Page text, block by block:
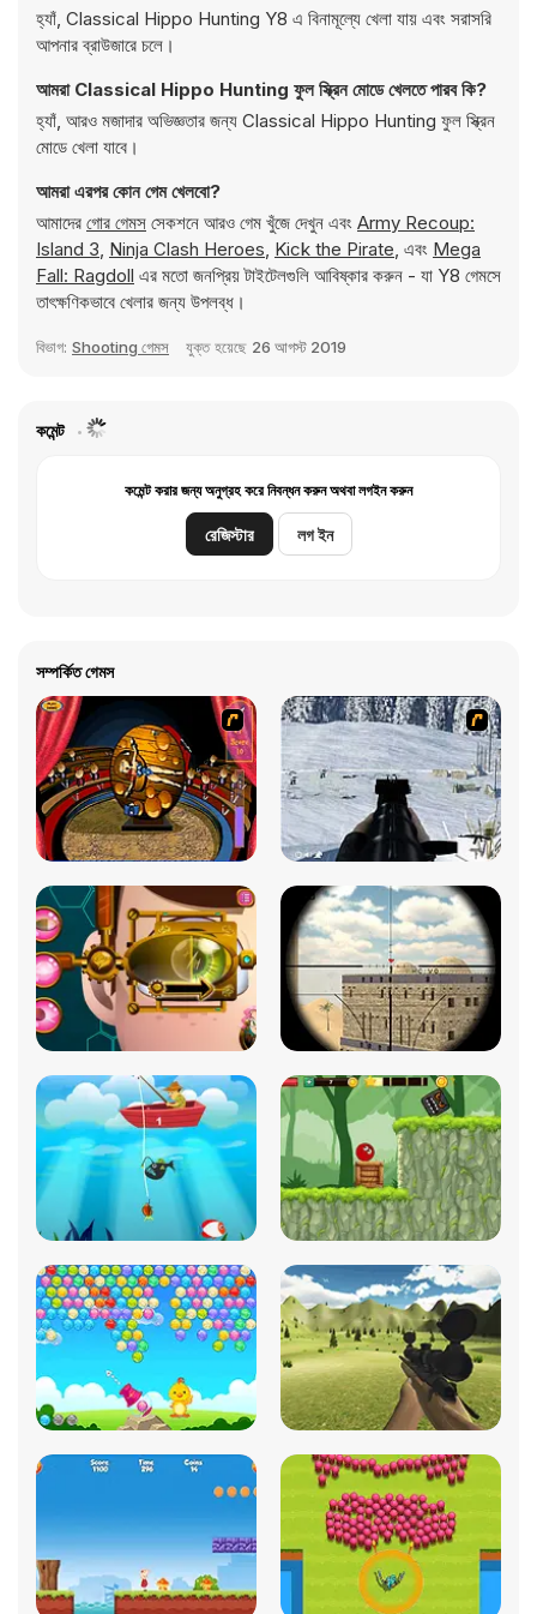
হ্যাঁ, Classical Hippo Hunting Y8 এ বিনামূল্যে খেলা যায় এবং সরাসরি
আপনার ব্রাউজারে চলে।
আমরা Classical Hippo Hunting ফুল স্ক্রিন মোডে খেলতে পারব কি?
হ্যাঁ, আরও মজাদার অভিজ্ঞতার জন্য Classical Hippo Hunting ফুল স্ক্রিন
মোডে খেলা যাবে।
আমরা এরপর কোন গেম খেলবো?
আমাদের গোর গেমস সেকশনে আরও গেম খুঁজে দেখুন এবং Army Recoup:
Island 3, Ninja Clash Heroes, Kick the Pirate, এবং Mega
Fall: Ragdoll এর মতো জনপ্রিয় টাইটেলগুলি আবিষ্কার করুন - যা Y8 গেমসে
তাৎক্ষণিকভাবে খেলার জন্য উপলব্ধ।
বিভাগ: Shooting গেমস যুক্ত হয়েছে 26 আগস্ট 2019
কমেন্ট
কমেন্ট করার জন্য অনুগ্রহ করে নিবন্ধন করুন অথবা লগইন করুন
রেজিস্টার লগ ইন
সম্পর্কিত গেমস